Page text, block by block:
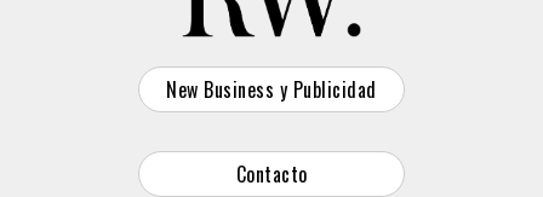
New Business y Publicidad
Contacto